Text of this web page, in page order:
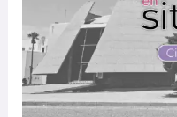
Ciudad
Juárez